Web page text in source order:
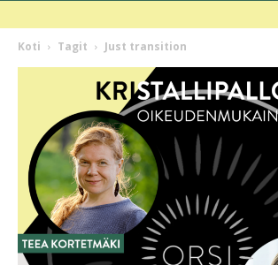
Koti Tagit Just transition